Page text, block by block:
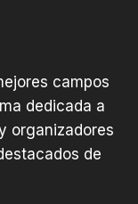
campos
dedicada a
organizadores
de